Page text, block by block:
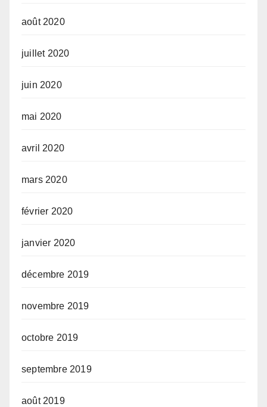
août 2020
juillet 2020
juin 2020
mai 2020
avril 2020
mars 2020
février 2020
janvier 2020
décembre 2019
novembre 2019
octobre 2019
septembre 2019
août 2019